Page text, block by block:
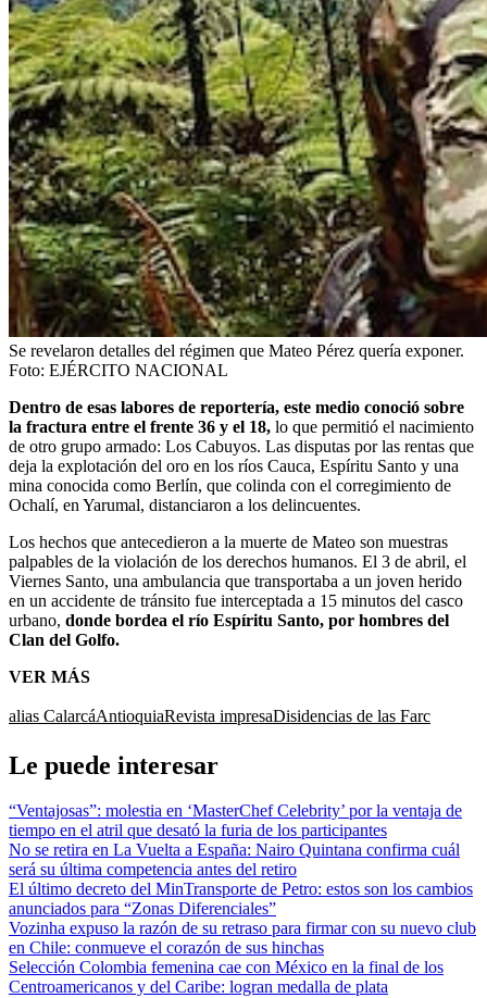
Se revelaron detalles del régimen que Mateo Pérez quería exponer.
Foto: EJÉRCITO NACIONAL
Dentro de esas labores de reportería, este medio conoció sobre
la fractura entre el frente 36 y el 18, lo que permitió el nacimiento
de otro grupo armado: Los Cabuyos. Las disputas por las rentas que
deja la explotación del oro en los ríos Cauca, Espíritu Santo y una
mina conocida como Berlín, que colinda con el corregimiento de
Ochalí, en Yarumal, distanciaron a los delincuentes.
Los hechos que antecedieron a la muerte de Mateo son muestras
palpables de la violación de los derechos humanos. El 3 de abril, el
Viernes Santo, una ambulancia que transportaba a un joven herido
en un accidente de tránsito fue interceptada a 15 minutos del casco
urbano, donde bordea el río Espíritu Santo, por hombres del
Clan del Golfo.
VER MÁS
alias CalarcáAntioquiaRevista impresaDisidencias de las Farc
Le puede interesar
“Ventajosas”: molestia en ‘MasterChef Celebrity’ por la ventaja de
tiempo en el atril que desató la furia de los participantes
No se retira en La Vuelta a España: Nairo Quintana confirma cuál
será su última competencia antes del retiro
El último decreto del MinTransporte de Petro: estos son los cambios
anunciados para “Zonas Diferenciales”
Vozinha expuso la razón de su retraso para firmar con su nuevo club
en Chile: conmueve el corazón de sus hinchas
Selección Colombia femenina cae con México en la final de los
Centroamericanos y del Caribe: logran medalla de plata